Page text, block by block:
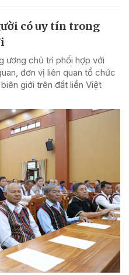
có uy tín trong
ương chủ trì phối hợp với
đơn vị liên quan tổ chức
giới trên đất liền Việt